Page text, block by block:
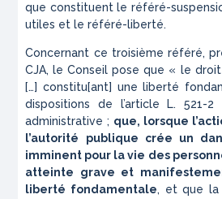
que constituent le référé-
utiles et le référé-liberté.
Concernant ce troisième référé,
CJA, le Conseil pose que « le
[…] constitu[ant] une liberté
dispositions de l’article L. 521-
administrative ; que, lorsque
l’autorité publique crée un
imminent pour la vie des
atteinte grave et
liberté fondamentale, et que la